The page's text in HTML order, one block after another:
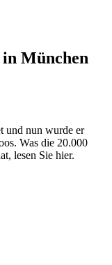
München
und nun wurde er
Was die 20.000
lesen Sie hier.